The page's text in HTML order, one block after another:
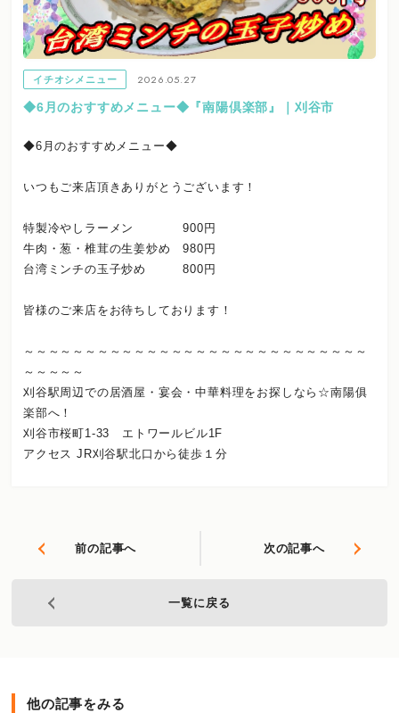
イチオシメニュー
2026.05.27
◆6月のおすすめメニュー◆『南陽倶楽部』｜刈谷市
◆6月のおすすめメニュー◆
いつもご来店頂きありがとうございます！
特製冷やしラーメン 900円
牛肉・葱・椎茸の生姜炒め 980円
台湾ミンチの玉子炒め 800円
皆様のご来店をお待ちしております！
～～～～～～～～～～～～～～～～～～～～～～～～～～～～
～～～～～
刈谷駅周辺での居酒屋・宴会・中華料理をお探しなら☆南陽俱
楽部へ！
刈谷市桜町1-33 エトワールビル1F
アクセス JR刈谷駅北口から徒歩１分
前の記事へ 次の記事へ
一覧に戻る
他の記事をみる